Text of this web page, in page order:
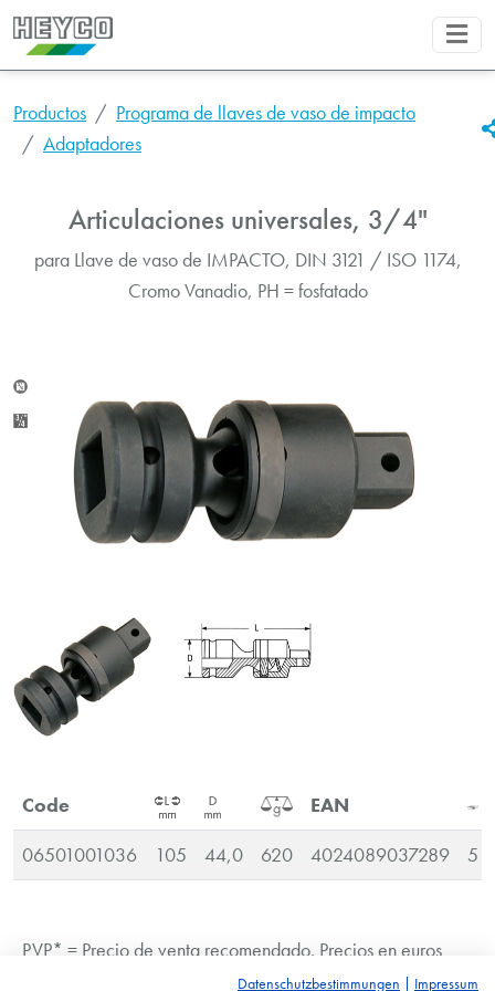
Productos
Programa de llaves de vaso de impacto
Adaptadores
Articulaciones universales, 3/4"
para Llave de vaso de IMPACTO, DIN 3121 / ISO 1174,
Cromo Vanadio, PH = fosfatado
Code EAN
06501001036 105 44,0 620 4024089037289 5
PVP* = Precio de venta recomendado. Precios en euros
Datenschutzbestimmungen | Impressum